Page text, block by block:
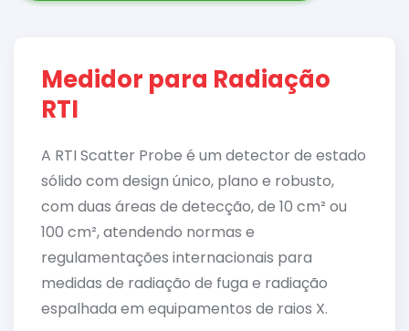
Medidor para Radiação
RTI
A RTI Scatter Probe é um detector de estado
sólido com design único, plano e robusto,
com duas áreas de detecção, de 10 cm² ou
100 cm², atendendo normas e
regulamentações internacionais para
medidas de radiação de fuga e radiação
espalhada em equipamentos de raios X.